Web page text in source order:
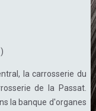
la carrosserie du
de la Passat.
la banque d'organes